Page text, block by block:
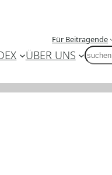
Für Beitragende
ÜBER UNS